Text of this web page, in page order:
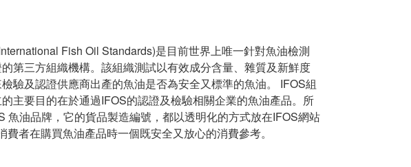
Fish Oil Standards)是目前世界上唯一針對魚油檢測
第三方組織機構。該組織測試以有效成分含量、雜質及新鮮度
驗及認證供應商出產的魚油是否為安全又標準的魚油。 IFOS組
主要目的在於通過IFOS的認證及檢驗相關企業的魚油產品。所
魚油品牌，它的貨品製造編號，都以透明化的方式放在IFOS網站
費者在購買魚油產品時一個既安全又放心的消費參考。